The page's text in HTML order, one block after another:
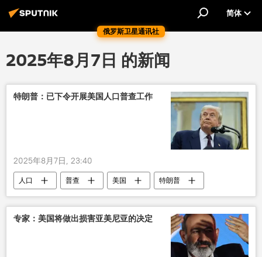
俄罗斯卫星通讯社
简体
2025年8月7日 的新闻
特朗普：已下令开展美国人口普查工作
2025年8月7日, 23:40
人口 普查 美国
特朗普
非法
非法移民
专家：美国将做出损害亚美尼亚的决定